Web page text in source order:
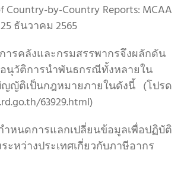
Country-by-Country Reports: MCAA
ธันวาคม 2565
ารคลังและกรมสรรพากรจึงผลักดัน
นุวัติการนำพันธกรณีทั้งหลายใน
ญัติเป็นกฎหมายภายในดังนี้ (โปรด
63929.html)
นดการแลกเปลี่ยนข้อมูลเพื่อปฏิบัติ
ะหว่างประเทศเกี่ยวกับภาษีอากร